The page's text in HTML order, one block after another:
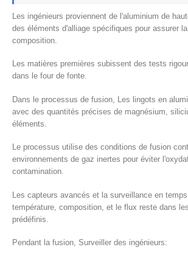
Les ingénieurs proviennent de l'aluminium de
des éléments d'alliage spécifiques pour assurer
composition.
Les matières premières subissent des tests
dans le four de fonte.
Dans le processus de fusion, Les lingots en
avec des quantités précises de magnésium,
éléments.
Le processus utilise des conditions de fusion
environnements de gaz inertes pour éviter
contamination.
Les capteurs avancés et la surveillance en
température, composition, et le flux reste dans
prédéfinis.
Pendant la fusion, Surveiller des ingénieurs: